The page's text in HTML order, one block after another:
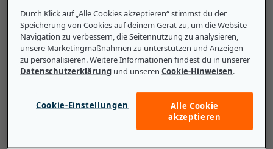
Health Record) wissen
Wenn ein kleines Unternehmen in einem Bereich
tätig ist, der den Zugang zu den Gesundheitsdaten
von Mitarbeitenden oder Kunden erfordert, können
PHRs dafür sorgen, dass diese Informationen sicher
und geschützt an die entsprechenden Personen
Durch Klick auf „Alle Cookies akzeptieren“ stimmst du der
Speicherung von Cookies auf deinem Gerät zu, um die Website-
Navigation zu verbessern, die Seitennutzung zu analysieren,
unsere Marketingmaßnahmen zu unterstützen und Anzeigen
zu personalisieren. Weitere Informationen findest du in unserer
Datenschutzerklärung und unserenCookie-Hinweisen.
Cookie-Einstellungen
Alle Cookie
akzeptieren